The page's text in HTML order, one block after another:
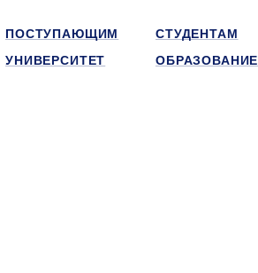
ПОСТУПАЮЩИМ СТУДЕНТАМ
УНИВЕРСИТЕТ
ОБРАЗОВАНИЕ